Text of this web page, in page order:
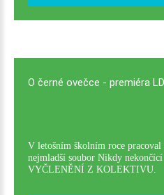
O černé ovečce - premiéra
V letošním školním roce
nejmladší soubor Nikdy
VYČLENĚNÍ Z KOLEKTIVU.